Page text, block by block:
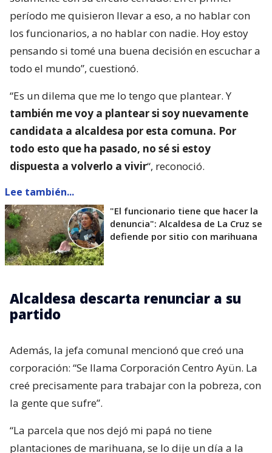
período me quisieron llevar a eso, a no hablar con
los funcionarios, a no hablar con nadie. Hoy estoy
pensando si tomé una buena decisión en escuchar a
todo el mundo”, cuestionó.
“Es un dilema que me lo tengo que plantear. Y
también me voy a plantear si soy nuevamente
candidata a alcaldesa por esta comuna. Por
todo esto que ha pasado, no sé si estoy
dispuesta a volverlo a vivir“, reconoció.
Lee también...
"El funcionario tiene que hacer la
denuncia": Alcaldesa de La Cruz se
defiende por sitio con marihuana
Alcaldesa descarta renunciar a su
partido
Además, la jefa comunal mencionó que creó una
corporación: “Se llama Corporación Centro Ayün. La
creé precisamente para trabajar con la pobreza, con
la gente que sufre”.
“La parcela que nos dejó mi papá no tiene
plantaciones de marihuana, se lo dije un día a la